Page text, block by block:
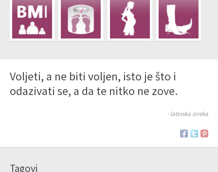
Voljeti, a ne biti voljen, isto je što i
odazivati se, a da te nitko ne zove.
- latinska izreka
Tagovi